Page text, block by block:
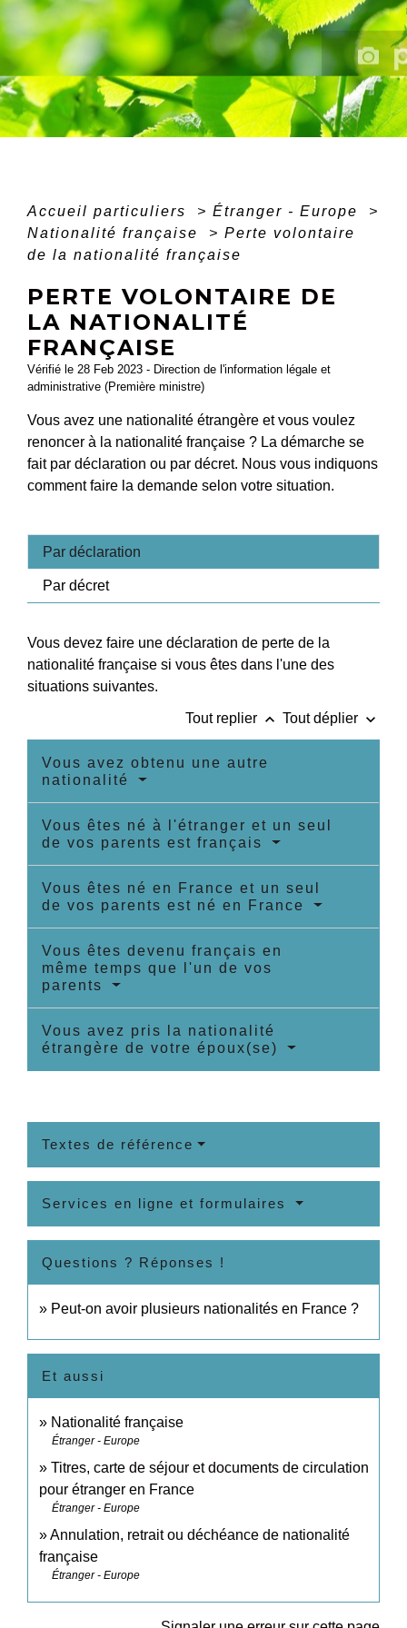
Accueil particuliers > Étranger - Europe
>
Nationalité française
> Perte volontaire
de la nationalité française
PERTE VOLONTAIRE DE
LA NATIONALITÉ
FRANÇAISE
Vérifié le 28 Feb 2023 - Direction de l'information légale et
administrative (Première ministre)
Vous avez une nationalité étrangère et vous voulez
renoncer à la nationalité française ? La démarche se
fait par déclaration ou par décret. Nous vous indiquons
comment faire la demande selon votre situation.
Par déclaration
Par décret
Vous devez faire une déclaration de perte de la
nationalité française si vous êtes dans l'une des
situations suivantes.
Tout replier keyboard_arrow_up Tout déplier keyboard_arrow_down
Vous avez obtenu une autre
nationalité
Vous êtes né à l'étranger et un seul
de vos parents est français
Vous êtes né en France et un seul
de vos parents est né en France
Vous êtes devenu français en
même temps que l'un de vos
parents
Vous avez pris la nationalité
étrangère de votre époux(se)
Textes de référence
Services en ligne et formulaires
Questions ? Réponses !
Peut-on avoir plusieurs nationalités en France ?
Et aussi
Nationalité française
Étranger - Europe
Titres, carte de séjour et documents de circulation
pour étranger en France
Étranger - Europe
Annulation, retrait ou déchéance de nationalité
française
Étranger - Europe